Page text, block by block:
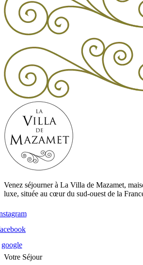
Venez séjourner à La Villa de Mazamet,
luxe, située au cœur du sud-ouest de la
google
Votre Séjour